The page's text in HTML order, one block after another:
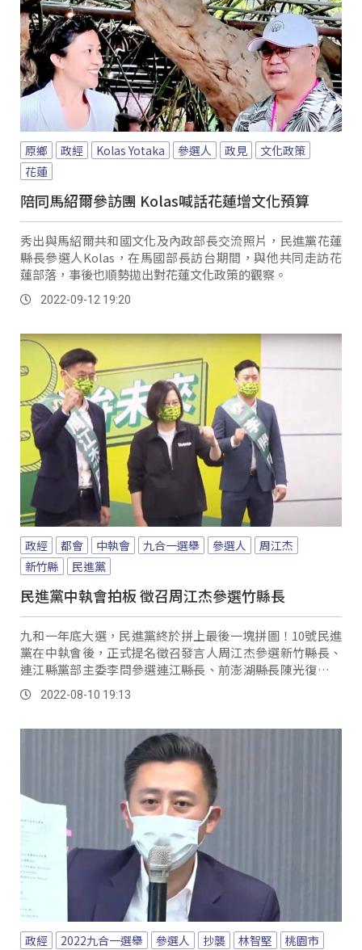
原鄉 政經 Kolas Yotaka 參選人 政見
文化政策
花蓮
陪同馬紹爾參訪團 Kolas喊話花蓮增文化預算
秀出與馬紹爾共和國文化及內政部長交流照片，民進黨花蓮
縣長參選人Kolas，在馬國部長訪台期間，與他共同走訪花
蓮部落，事後也順勢拋出對花蓮文化政策的觀察。
2022-09-12 19:20
政經 都會 中執會 九合一選舉 參選人
周江杰
新竹縣
民進黨
民進黨中執會拍板 徵召周江杰參選竹縣長
九和一年底大選，民進黨終於拼上最後一塊拼圖！10號民進
黨在中執會後，正式提名徵召發言人周江杰參選新竹縣長、
連江縣黨部主委李問參選連江縣長、前澎湖縣長陳光復為澎
湖縣長參選人，而總統蔡英文也提到，近幾年因為疫情影響
全球經濟脈動，台灣能在逆境中穩健成長，除了全民團結
2022-08-10 19:13
政經 2022九合一選舉 參選人 抄襲 林智堅
桃園市